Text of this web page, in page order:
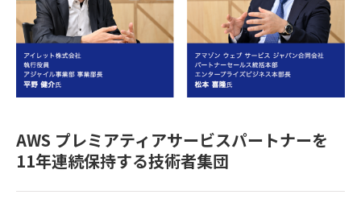
AWS プレミアティアサービスパートナーを
11年連続保持する技術者集団